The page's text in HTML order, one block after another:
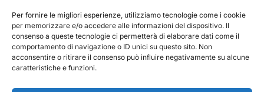
Per fornire le migliori esperienze, utilizziamo tecnologie come i cookie
per memorizzare e/o accedere alle informazioni del dispositivo. Il
consenso a queste tecnologie ci permetterà di elaborare dati come il
comportamento di navigazione o ID unici su questo sito. Non
acconsentire o ritirare il consenso può influire negativamente su alcune
caratteristiche e funzioni.
+39
0445
860520
Venerdì
9:00 –
13:00
Trasparenza
Soddisfazione
clienti